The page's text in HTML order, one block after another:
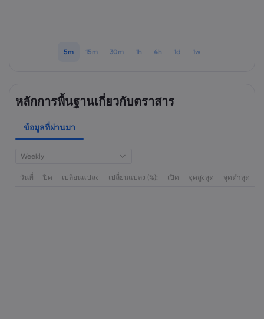
5m 15m 30m 1h 4h 1d 1w
หลักการพื้นฐานเกี่ยวกับตราสาร
ข้อมูลที่ผ่านมา
Weekly
วันที่ ปิด เปลี่ยนแปลง เปลี่ยนแปลง (%): เปิด จุดสูงสุด จุดต่ำสุด